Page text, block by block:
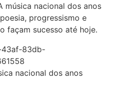
música nacional dos anos
progressismo e
façam sucesso até hoje.
nacional dos anos